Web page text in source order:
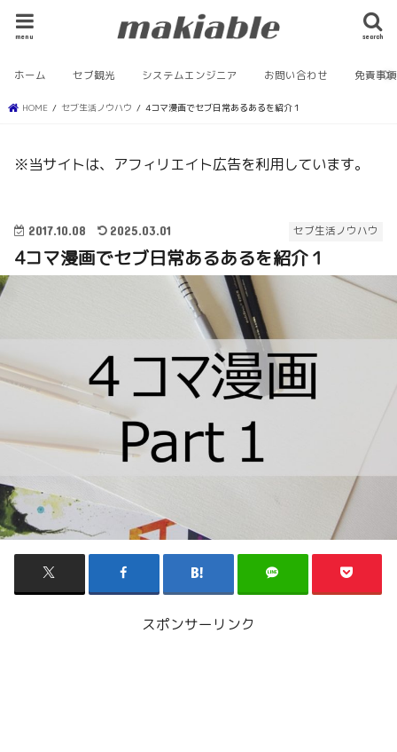
search
menu
ホーム セブ観光 システムエンジニア お問い合わせ 免責事項
HOME セブ生活ノウハウ 4コマ漫画でセブ日常あるあるを紹介１
※当サイトは、アフィリエイト広告を利用しています。
セブ生活ノウハウ
2017.10.08 2025.03.01
4コマ漫画でセブ日常あるあるを紹介１
スポンサーリンク